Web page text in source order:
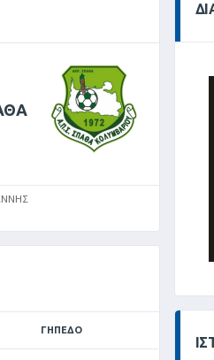
ΓΉΠΕΔΟ